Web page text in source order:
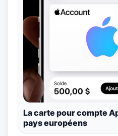
La carte pour compte
pays européens